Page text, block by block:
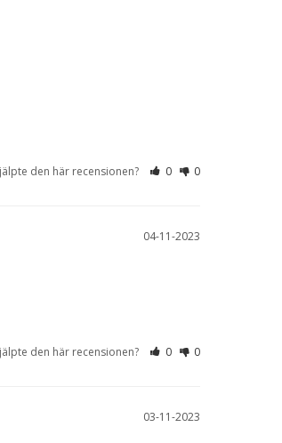
den här recensionen? 0 0
04-11-2023
den här recensionen? 0 0
03-11-2023